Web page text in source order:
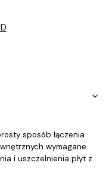
sposób łączenia
wymagane
i uszczelnienia płyt z